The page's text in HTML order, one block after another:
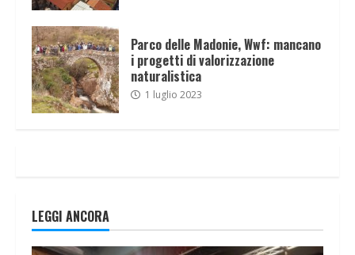
Parco delle Madonie, Wwf: mancano
i progetti di valorizzazione
naturalistica
1 luglio 2023
LEGGI ANCORA